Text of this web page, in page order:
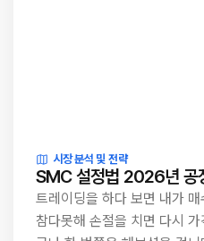
시장 분석 및 전략
SMC 설정법 2026년 공
트레이딩을 하다 보면 내가
참다못해 손절을 치면 다시